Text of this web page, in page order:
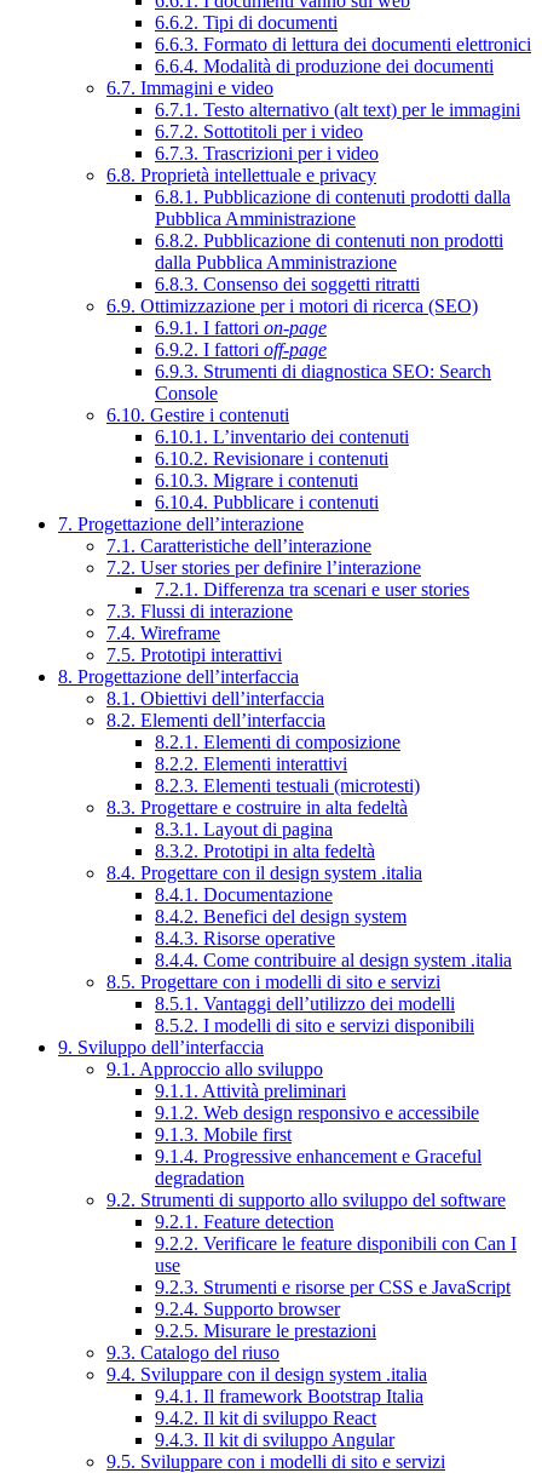
6.6.2. Tipi di documenti
6.6.3. Formato di lettura dei documenti elettronici
6.6.4. Modalità di produzione dei documenti
6.7. Immagini e video
6.7.1. Testo alternativo (alt text) per le immagini
6.7.2. Sottotitoli per i video
6.7.3. Trascrizioni per i video
6.8. Proprietà intellettuale e privacy
6.8.1. Pubblicazione di contenuti prodotti dalla
Pubblica Amministrazione
6.8.2. Pubblicazione di contenuti non prodotti
dalla Pubblica Amministrazione
6.8.3. Consenso dei soggetti ritratti
6.9. Ottimizzazione per i motori di ricerca (SEO)
6.9.1. I fattori on-page
6.9.2. I fattori off-page
6.9.3. Strumenti di diagnostica SEO: Search
Console
6.10. Gestire i contenuti
6.10.1. L’inventario dei contenuti
6.10.2. Revisionare i contenuti
6.10.3. Migrare i contenuti
6.10.4. Pubblicare i contenuti
7. Progettazione dell’interazione
7.1. Caratteristiche dell’interazione
7.2. User stories per definire l’interazione
7.2.1. Differenza tra scenari e user stories
7.3. Flussi di interazione
7.4. Wireframe
7.5. Prototipi interattivi
8. Progettazione dell’interfaccia
8.1. Obiettivi dell’interfaccia
8.2. Elementi dell’interfaccia
8.2.1. Elementi di composizione
8.2.2. Elementi interattivi
8.2.3. Elementi testuali (microtesti)
8.3. Progettare e costruire in alta fedeltà
8.3.1. Layout di pagina
8.3.2. Prototipi in alta fedeltà
8.4. Progettare con il design system .italia
8.4.1. Documentazione
8.4.2. Benefici del design system
8.4.3. Risorse operative
8.4.4. Come contribuire al design system .italia
8.5. Progettare con i modelli di sito e servizi
8.5.1. Vantaggi dell’utilizzo dei modelli
8.5.2. I modelli di sito e servizi disponibili
9. Sviluppo dell’interfaccia
9.1. Approccio allo sviluppo
9.1.1. Attività preliminari
9.1.2. Web design responsivo e accessibile
9.1.3. Mobile first
9.1.4. Progressive enhancement e Graceful
degradation
9.2. Strumenti di supporto allo sviluppo del software
9.2.1. Feature detection
9.2.2. Verificare le feature disponibili con Can I
use
9.2.3. Strumenti e risorse per CSS e JavaScript
9.2.4. Supporto browser
9.2.5. Misurare le prestazioni
9.3. Catalogo del riuso
9.4. Sviluppare con il design system .italia
9.4.1. Il framework Bootstrap Italia
9.4.2. Il kit di sviluppo React
9.4.3. Il kit di sviluppo Angular
9.5. Sviluppare con i modelli di sito e servizi